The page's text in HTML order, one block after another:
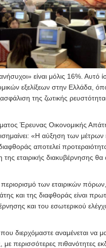
είναι μόλις 16%. Αυτό
εξελίξεων στην Ελλάδα,
της ζωτικής
Έρευνας Οικονομικής
«Η αύξηση των
αποτελεί
εταιρικής διακυβέρνησης θα
των εταιρικών πόρων,
και της διαφθοράς είναι
και του εσωτερικού
διερχόμαστε αναμένεται να
με περισσότερες πιθανότητες